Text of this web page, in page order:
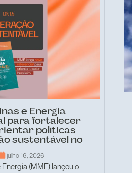
e Energia
para fortalecer
políticas
sustentável no
julho 16, 2026
(MME) lançou o